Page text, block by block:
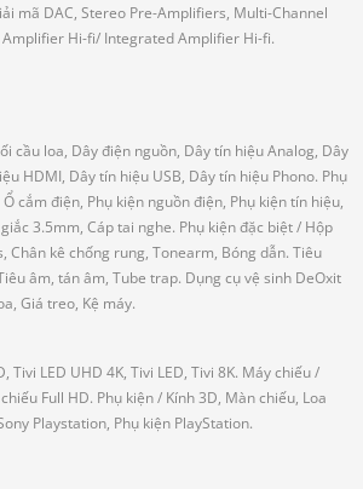
mã DAC, Stereo Pre-Amplifiers, Multi-Channel
Hi-fi/ Integrated Amplifier Hi-fi.
cầu loa, Dây điện nguồn, Dây tín hiệu Analog, Dây
HDMI, Dây tín hiệu USB, Dây tín hiệu Phono. Phụ
cắm điện, Phụ kiện nguồn điện, Phụ kiện tín hiệu,
3.5mm, Cáp tai nghe. Phụ kiện đặc biệt/ Hộp
Chân kê chống rung, Tonearm, Bóng dẫn. Tiêu
âm, tán âm, Tube trap. Dụng cụ vệ sinh DeOxit
Giá treo, Kệ máy.
Tivi LED UHD 4K, Tivi LED, Tivi 8K. Máy chiếu/
Full HD. Phụ kiện/ Kính 3D, Màn chiếu, Loa
Playstation, Phụ kiện PlayStation.